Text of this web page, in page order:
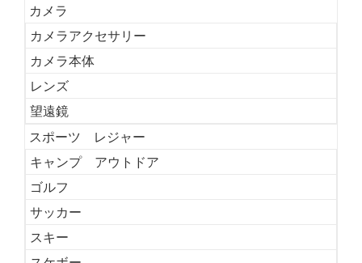
カメラ
カメラアクセサリー
カメラ本体
レンズ
望遠鏡
スポーツ レジャー
キャンプ アウトドア
ゴルフ
サッカー
スキー